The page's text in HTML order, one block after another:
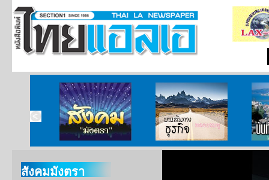
สังคมมังตรา บนเส้นทางธุรกิจ บั
สังคมมังตรา